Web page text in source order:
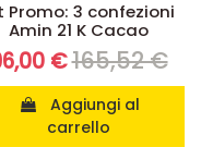
Promo: 3 confezioni
Amin 21 K Cacao
€165,52 €
carrello